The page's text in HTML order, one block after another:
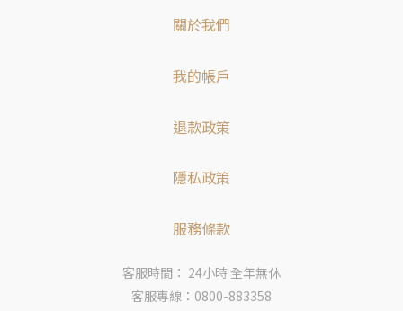
關於我們
我的帳戶
退款政策
隱私政策
服務條款
客服時間： 24小時 全年無休
客服專線：0800-883358